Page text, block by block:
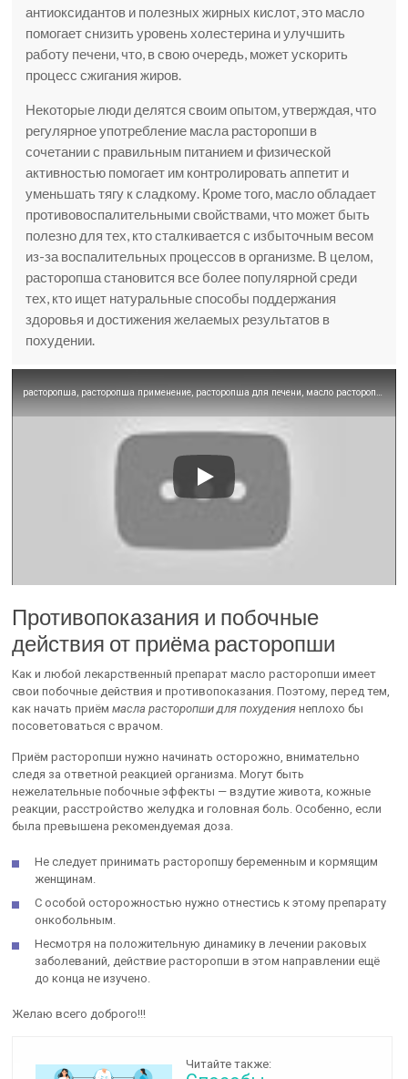
антиоксидантов и полезных жирных кислот, это масло
помогает снизить уровень холестерина и улучшить
работу печени, что, в свою очередь, может ускорить
процесс сжигания жиров.
Некоторые люди делятся своим опытом, утверждая, что
регулярное употребление масла расторопши в
сочетании с правильным питанием и физической
активностью помогает им контролировать аппетит и
уменьшать тягу к сладкому. Кроме того, масло обладает
противовоспалительными свойствами, что может быть
полезно для тех, кто сталкивается с избыточным весом
из-за воспалительных процессов в организме. В целом,
расторопша становится все более популярной среди
тех, кто ищет натуральные способы поддержания
здоровья и достижения желаемых результатов в
похудении.
расторопша, расторопша применение, расторопша для печени, масло расторопши, расторопша польза и вред
Противопоказания и побочные
действия от приёма расторопши
Как и любой лекарственный препарат масло расторопши имеет
свои побочные действия и противопоказания. Поэтому, перед тем,
как начать приёммасла расторопши для похудения неплохо бы
посоветоваться с врачом.
Приём расторопши нужно начинать осторожно, внимательно
следя за ответной реакцией организма. Могут быть
нежелательные побочные эффекты — вздутие живота, кожные
реакции, расстройство желудка и головная боль. Особенно, если
была превышена рекомендуемая доза.
Не следует принимать расторопшу беременным и кормящим
женщинам.
С особой осторожностью нужно отнестись к этому препарату
онкобольным.
Несмотря на положительную динамику в лечении раковых
заболеваний, действие расторопши в этом направлении ещё
до конца не изучено.
Желаю всего доброго!!!
Читайте также: